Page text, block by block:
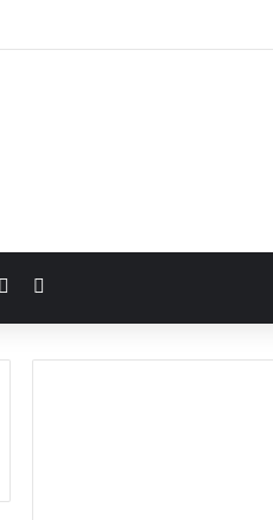
LG Electronics